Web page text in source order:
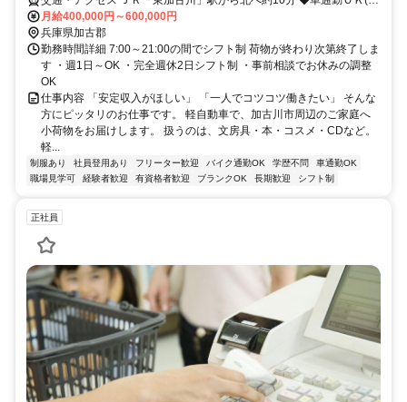
両の持ち込みもＯＫ)
月給400,000円～600,000円
兵庫県加古郡
勤務時間詳細 7:00～21:00の間でシフト制 荷物が終わり次第終了しま
す ・週1日～OK ・完全週休2日シフト制 ・事前相談でお休みの調整
OK
仕事内容 「安定収入がほしい」 「一人でコツコツ働きたい」 そんな
方にピッタリのお仕事です。 軽自動車で、加古川市周辺のご家庭へ
小荷物をお届けします。 扱うのは、文房具・本・コスメ・CDなど。
軽...
制服あり 社員登用あり フリーター歓迎 バイク通勤OK 学歴不問
車通勤OK
職場見学可
経験者歓迎 有資格者歓迎 ブランクOK 長期歓迎 シフト制
正社員